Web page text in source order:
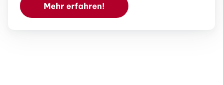
Mehr erfahren!